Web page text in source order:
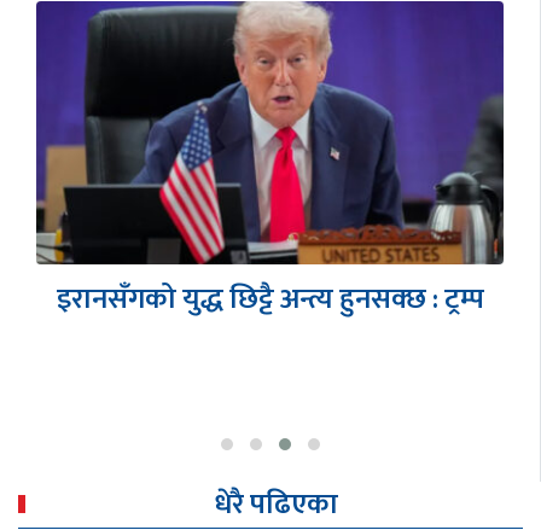
एनआरएनए एसिया प्याशिफिक सम्मेलनको
तयारी अन्तिम चरणमा- आरसी दीपक कंडेल,
धेरै पढिएका